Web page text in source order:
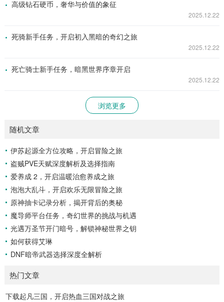
高级钻石硬币，奢华与价值的象征
2025.12.22
死骑新手任务，开启初入黑暗的奇幻之旅
2025.12.22
死亡骑士新手任务，暗黑世界序章开启
2025.12.22
浏览更多
随机文章
伊苏起源全方位攻略，开启冒险之旅
盗贼PVE天赋深度解析及选择指南
爱养成 2，开启温暖治愈养成之旅
泡泡大乱斗，开启欢乐无限冒险之旅
原神抽卡记录分析，揭开背后的奥秘
魔导师平台任务，奇幻世界的挑战与机遇
光遇万圣节开门暗号，解锁神秘世界之钥
如何获得艾琳
DNF暗帝武器选择深度全解析
热门文章
下载起凡三国，开启热血三国对战之旅